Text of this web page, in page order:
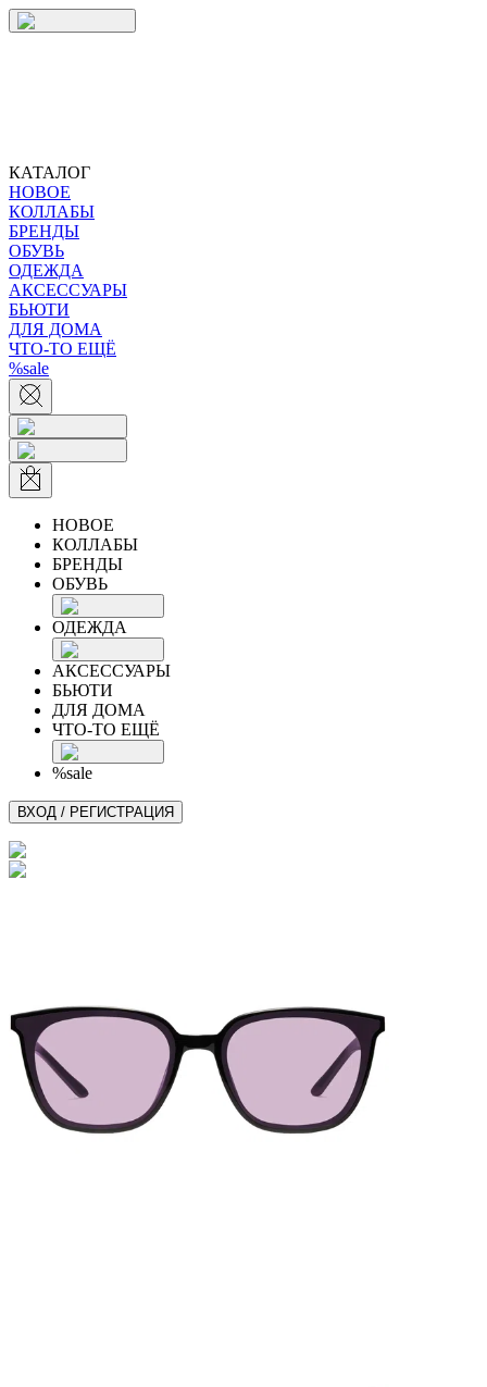
КАТАЛОГ
НОВОЕ
КОЛЛАБЫ
БРЕНДЫ
ОБУВЬ
ОДЕЖДА
АКСЕССУАРЫ
БЬЮТИ
ДЛЯ ДОМА
ЧТО-ТО ЕЩЁ
%sale
НОВОЕ
КОЛЛАБЫ
БРЕНДЫ
ОБУВЬ
ОДЕЖДА
АКСЕССУАРЫ
БЬЮТИ
ДЛЯ ДОМА
ЧТО-ТО ЕЩЁ
%sale
ВХОД / РЕГИСТРАЦИЯ